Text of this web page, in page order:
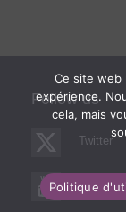
Follow us
Twitter
Youtube
Ce site web
expérience.
cela, mais
Politique